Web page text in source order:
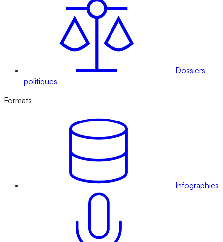
Dossiers
politiques
Formats
Infographies